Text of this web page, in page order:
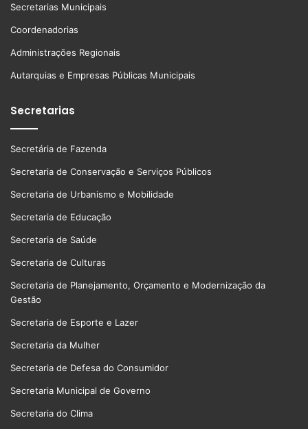
Secretarias Municipais
Coordenadorias
Administrações Regionais
Autarquias e Empresas Públicas Municipais
Secretarias
Secretária de Fazenda
Secretaria de Conservação e Serviços Públicos
Secretaria de Urbanismo e Mobilidade
Secretaria de Educação
Secretaria de Saúde
Secretaria de Culturas
Secretaria de Planejamento, Orçamento e Modernização da
Gestão
Secretaria de Esporte e Lazer
Secretaria da Mulher
Secretaria de Defesa do Consumidor
Secretaria Municipal de Governo
Secretaria do Clima